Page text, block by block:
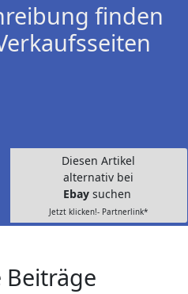
finden
Diesen Artikel
alternativ bei
Ebay suchen
Jetzt klicken!- Partnerlink*
Beiträge